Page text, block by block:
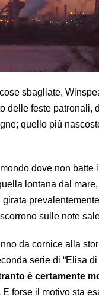
sbagliate,
delle feste patronali,
quello più
dove non batte
lontana dal
girata
sulle note
da cornice alla
serie di “Elisa
è certamente
E forse il motivo sta